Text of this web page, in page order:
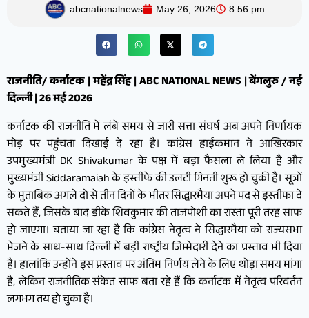
abcnationalnews May 26, 2026 8:56 pm
राजनीति/ कर्नाटक | महेंद्र सिंह | ABC NATIONAL NEWS | बेंगलुरु / नई
दिल्ली | 26 मई 2026
कर्नाटक की राजनीति में लंबे समय से जारी सत्ता संघर्ष अब अपने निर्णायक
मोड़ पर पहुंचता दिखाई दे रहा है। कांग्रेस हाईकमान ने आखिरकार
उपमुख्यमंत्री DK Shivakumar के पक्ष में बड़ा फैसला ले लिया है और
मुख्यमंत्री Siddaramaiah के इस्तीफे की उलटी गिनती शुरू हो चुकी है। सूत्रों
के मुताबिक अगले दो से तीन दिनों के भीतर सिद्धारमैया अपने पद से इस्तीफा दे
सकते हैं, जिसके बाद डीके शिवकुमार की ताजपोशी का रास्ता पूरी तरह साफ
हो जाएगा। बताया जा रहा है कि कांग्रेस नेतृत्व ने सिद्धारमैया को राज्यसभा
भेजने के साथ-साथ दिल्ली में बड़ी राष्ट्रीय जिम्मेदारी देने का प्रस्ताव भी दिया
है। हालांकि उन्होंने इस प्रस्ताव पर अंतिम निर्णय लेने के लिए थोड़ा समय मांगा
है, लेकिन राजनीतिक संकेत साफ बता रहे हैं कि कर्नाटक में नेतृत्व परिवर्तन
लगभग तय हो चुका है।